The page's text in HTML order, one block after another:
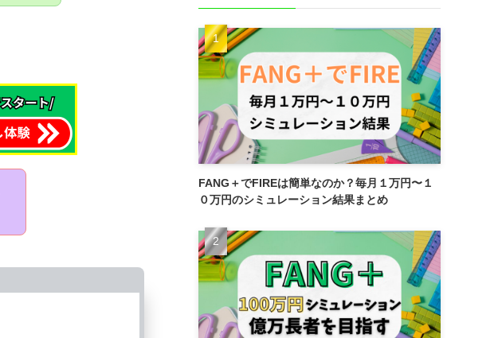
FANG＋でFIREは簡単なのか？毎月１万円〜１
０万円のシミュレーション結果まとめ